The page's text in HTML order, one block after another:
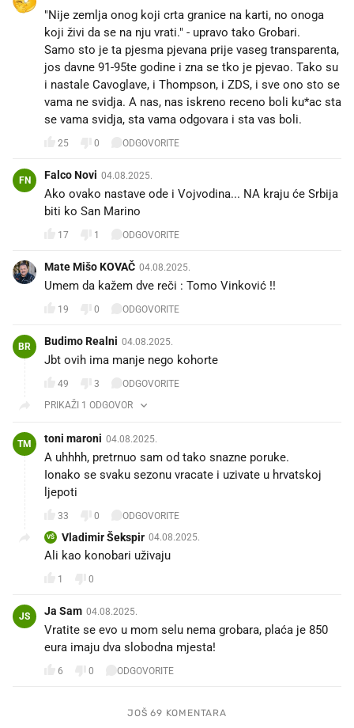
"Nije zemlja onog koji crta granice na karti, no onoga
koji živi da se na nju vrati." - upravo tako Grobari.
Samo sto je ta pjesma pjevana prije vaseg transparenta,
jos davne 91-95te godine i zna se tko je pjevao. Tako su
i nastale Cavoglave, i Thompson, i ZDS, i sve ono sto se
vama ne svidja. A nas, nas iskreno receno boli ku*ac sta
se vama svidja, sta vama odgovara i sta vas boli.
25 0 ODGOVORITE
FN Falco Novi 04.08.2025.
Ako ovako nastave ode i Vojvodina... NA kraju će Srbija
biti ko San Marino
17 1 ODGOVORITE
Mate Mišo KOVAČ 04.08.2025.
Umem da kažem dve reči : Tomo Vinković !!
19 0 ODGOVORITE
BR Budimo Realni 04.08.2025.
Jbt ovih ima manje nego kohorte
49 3
ODGOVORITE
PRIKAŽI 1 ODGOVOR
TM toni maroni 04.08.2025.
A uhhhh, pretrnuo sam od tako snazne poruke.
Ionako se svaku sezonu vracate i uzivate u hrvatskoj
ljepoti
33 0 ODGOVORITE
VŠ Vladimir Šekspir 04.08.2025.
Ali kao konobari uživaju 😁
1 0
JS Ja Sam 04.08.2025.
Vratite se evo u mom selu nema grobara, plaća je 850
eura imaju dva slobodna mjesta!
6 0 ODGOVORITE
JOŠ 69 KOMENTARA